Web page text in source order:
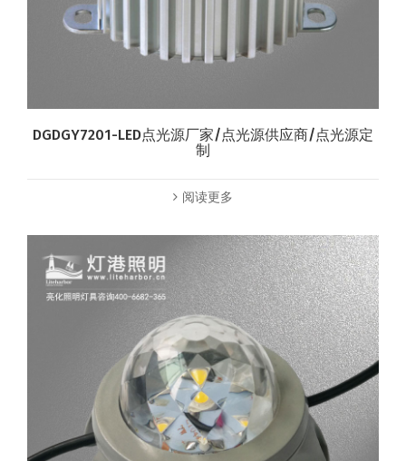
DGDGY7201-LED点光源厂家/点光源供应商/点光源定
制
阅读更多